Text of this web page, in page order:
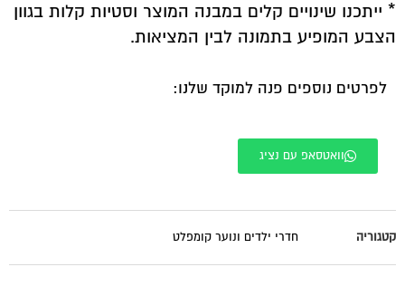
* ייתכנו שינויים קלים במבנה המוצר וסטיות קלות בגוון
הצבע המופיע בתמונה לבין המציאות.
לפרטים נוספים פנה למוקד שלנו:
וואטסאפ עם נציג
קטגוריה חדרי ילדים ונוער קומפלט